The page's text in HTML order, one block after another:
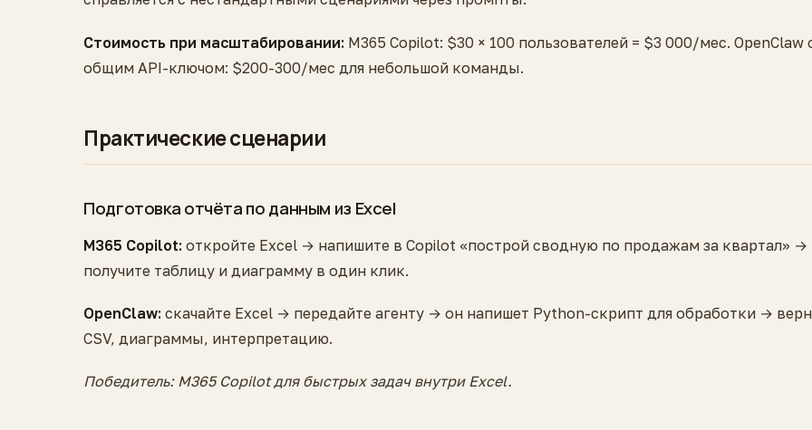
Стоимость при масштабировании: M365 Copilot: $30 × 100 пользователей = $3 000/мес. OpenClaw
общим API-ключом: $200-300/мес для небольшой команды.
Практические сценарии
Подготовка отчёта по данным из Excel
M365 Copilot: откройте Excel → напишите в Copilot «построй сводную по продажам за квартал» →
получите таблицу и диаграмму в один клик.
OpenClaw: скачайте Excel → передайте агенту → он напишет Python-скрипт для обработки →
CSV, диаграммы, интерпретацию.
Победитель: M365 Copilot для быстрых задач внутри Excel.